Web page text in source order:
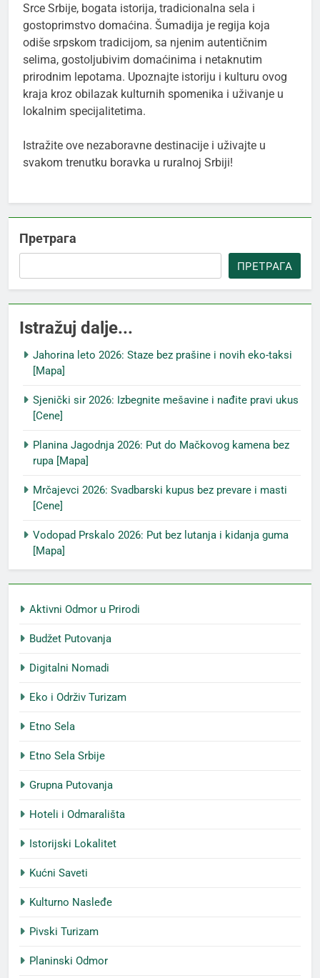
Srce Srbije, bogata istorija, tradicionalna sela i
gostoprimstvo domaćina. Šumadija je regija koja
odiše srpskom tradicijom, sa njenim autentičnim
selima, gostoljubivim domaćinima i netaknutim
prirodnim lepotama. Upoznajte istoriju i kulturu ovog
kraja kroz obilazak kulturnih spomenika i uživanje u
lokalnim specijalitetima.
Istražite ove nezaboravne destinacije i uživajte u
svakom trenutku boravka u ruralnoj Srbiji!
Претрага
ПРЕТРАГА
Istražuj dalje...
Jahorina leto 2026: Staze bez prašine i novih eko-taksi
[Mapa]
Sjenički sir 2026: Izbegnite mešavine i nađite pravi ukus
[Cene]
Planina Jagodnja 2026: Put do Mačkovog kamena bez
rupa [Mapa]
Mrčajevci 2026: Svadbarski kupus bez prevare i masti
[Cene]
Vodopad Prskalo 2026: Put bez lutanja i kidanja guma
[Mapa]
Aktivni Odmor u Prirodi
Budžet Putovanja
Digitalni Nomadi
Eko i Održiv Turizam
Etno Sela
Etno Sela Srbije
Grupna Putovanja
Hoteli i Odmarališta
Istorijski Lokalitet
Kućni Saveti
Kulturno Nasleđe
Pivski Turizam
Planinski Odmor